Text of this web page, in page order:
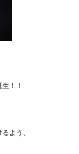
！！
よう、